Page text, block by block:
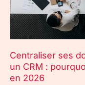
Centraliser ses
un CRM :
en 2026
:
pourquoi
HubSpot
la
donne
en